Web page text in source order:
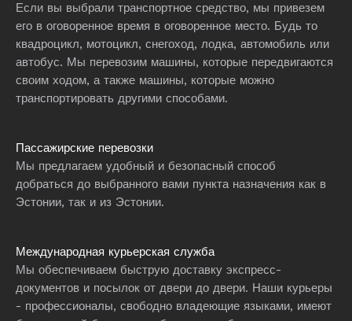
Если вы выбрали транспортное средство, мы привезем
его в оговоренное время в оговоренное место. Будь то
квадроцикл, мотоцикл, снегоход, лодка, автомобиль или
автобус. Мы перевозим машины, которые передвигаются
своим ходом, а также машины, которые можно
транспортировать другими способами.
Пассажирские перевозки
Мы предлагаем удобный и безопасный способ
добраться до выбранного вами пункта назначения как в
Эстонии, так и из Эстонии.
Международная курьерская служба
Мы обеспечиваем быструю доставку экспресс-
документов и посылок от двери до двери. Наши курьеры
- профессионалы, свободно владеющие языками, имеют